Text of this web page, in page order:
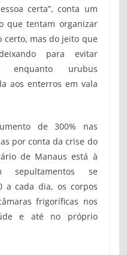
certa”, conta um
que tentam organizar
certo, mas do jeito que
para evitar
enquanto urubus
aos enterros em vala
de 300% nas
por conta da crise do
de Manaus está à
se
a cada dia, os corpos
frigoríficas nos
e até no próprio